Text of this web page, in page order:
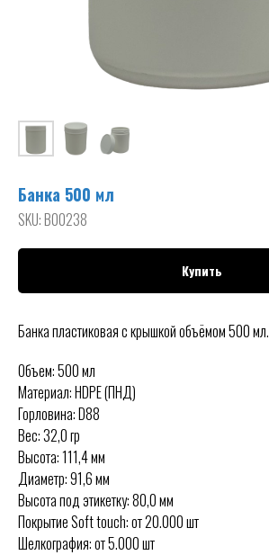
Банка 500 мл
SKU:B00238
Купить
Банка пластиковая с крышкой объёмом 500 мл.
Объем: 500 мл
Материал: HDPE (ПНД)
Горловина: D88
Вес: 32,0 гр
Высота: 111,4 мм
Диаметр: 91,6 мм
Высота под этикетку: 80,0 мм
Покрытие Soft touch: от 20.000 шт
Шелкография: от 5.000 шт